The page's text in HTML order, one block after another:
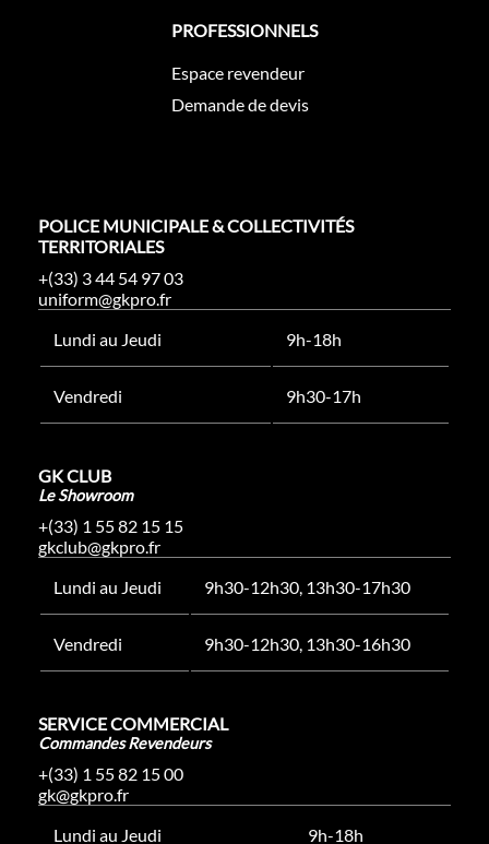
PROFESSIONNELS
Espace revendeur
Demande de devis
POLICE MUNICIPALE & COLLECTIVITÉS
TERRITORIALES
+(33) 3 44 54 97 03
uniform@gkpro.fr
Lundi au Jeudi
9h-18h
Vendredi 9h30-17h
GK CLUB
Le Showroom
+(33) 1 55 82 15 15
gkclub@gkpro.fr
Lundi au Jeudi
9h30-12h30, 13h30-17h30
Vendredi 9h30-12h30, 13h30-16h30
SERVICE COMMERCIAL
Commandes Revendeurs
+(33) 1 55 82 15 00
gk@gkpro.fr
Lundi au Jeudi
9h-18h